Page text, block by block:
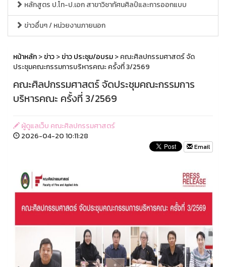
หลักสูตร ป.โท-ป.เอก สาขาวิชาทัศนศิลป์และการออกแบบ
ข่าวอื่นๆ / หน่วยงานภายนอก
หน้าหลัก>ข่าว>ข่าว ประชุม/อบรม> คณะศิลปกรรมศาสตร์ จัด
ประชุมคณะกรรมการบริหารคณะ ครั้งที่ 3/2569
คณะศิลปกรรมศาสตร์ จัดประชุมคณะกรรมการ
บริหารคณะ ครั้งที่ 3/2569
ผู้ดูแลเว็บ คณะศิลปกรรมศาสตร์
2026-04-20 10:11:28
Email